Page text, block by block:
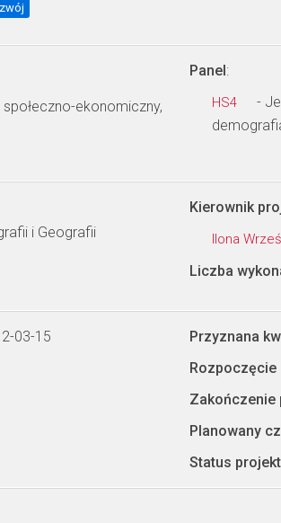
ekonomiczny,
Panel:
HS4
-
i Geografii
Kierownik
Ilona
Liczba
03-15 Przyznana
Rozpoczęcie
Zakończenie
Planowany
Status